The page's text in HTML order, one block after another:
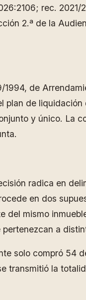
rec. 2021/
2.ª de la
de
de
y único. La
radica en
en dos
mismo
a
solo compró 54
transmitió la